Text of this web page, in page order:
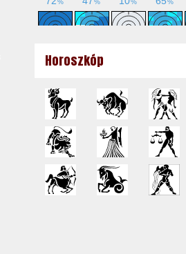
Horoszkóp